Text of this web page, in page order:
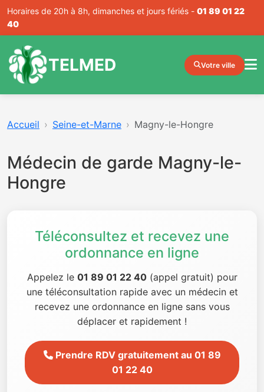
Horaires de 20h à 8h, dimanches et jours fériés - 01 89 01 22
40
TELMED Votre ville
Accueil Seine-et-Marne Magny-le-Hongre
Médecin de garde Magny-le-
Hongre
Téléconsultez et recevez une
ordonnance en ligne
Appelez le 01 89 01 22 40(appel gratuit) pour
une téléconsultation rapide avec un médecin et
recevez une ordonnance en ligne sans vous
déplacer et rapidement !
Prendre RDV gratuitement au 01 89
01 22 40